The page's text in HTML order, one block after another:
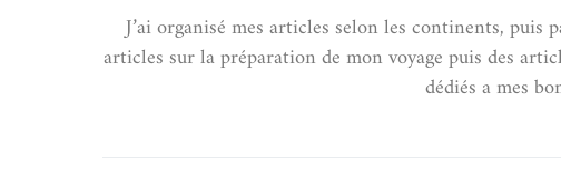
J’ai organisé mes articles selon les continents, puis
articles sur la préparation de mon voyage puis des
dédiés a mes